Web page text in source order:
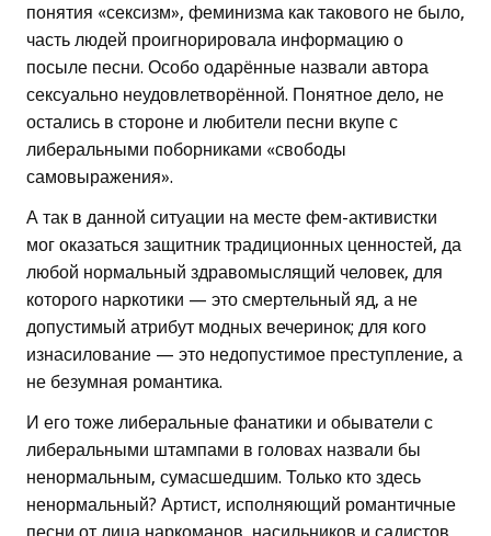
понятия «сексизм», феминизма как такового не было,
часть людей проигнорировала информацию о
посыле песни. Особо одарённые назвали автора
сексуально неудовлетворённой. Понятное дело, не
остались в стороне и любители песни вкупе с
либеральными поборниками «свободы
самовыражения».
А так в данной ситуации на месте фем-активистки
мог оказаться защитник традиционных ценностей, да
любой нормальный здравомыслящий человек, для
которого наркотики — это смертельный яд, а не
допустимый атрибут модных вечеринок; для кого
изнасилование — это недопустимое преступление, а
не безумная романтика.
И его тоже либеральные фанатики и обыватели с
либеральными штампами в головах назвали бы
ненормальным, сумасшедшим. Только кто здесь
ненормальный? Артист, исполняющий романтичные